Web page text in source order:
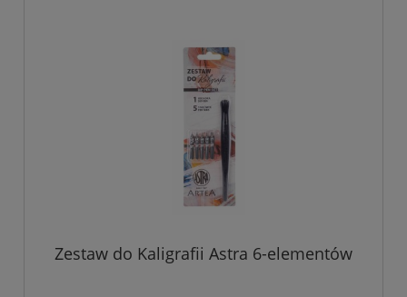
Zestaw do Kaligrafii Astra 6-elementów